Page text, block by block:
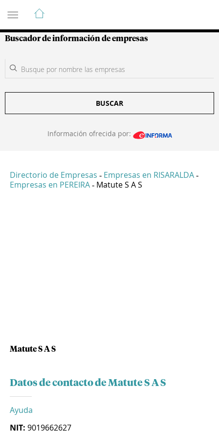
Guía de Empresas Colombianas
Buscador de información de empresas
BUSCAR
Información ofrecida por:
Directorio de Empresas - Empresas en RISARALDA -
Empresas en PEREIRA - Matute S A S
Matute S A S
Datos de contacto de Matute S A S
Ayuda
NIT: 9019662627